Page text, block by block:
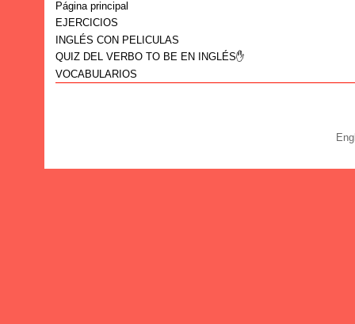
Página principal
EJERCICIOS
INGLÉS CON PELICULAS
QUIZ DEL VERBO TO BE EN INGLÉS✋
VOCABULARIOS